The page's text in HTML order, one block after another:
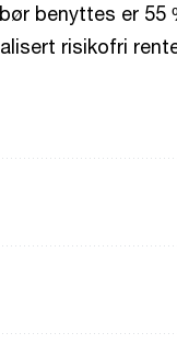
benyttes er 55
risikofri